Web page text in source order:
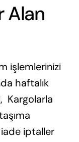
Alan
işlemlerinizi
haftalık
Kargolarla
iptaller